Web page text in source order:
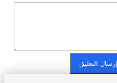
إرسال التعليق